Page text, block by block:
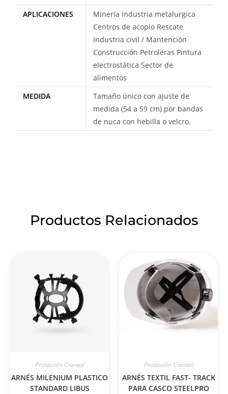
APLICACIONES
Minería Industria metalurgica
Centros de acopio Rescate
Industria civil / Mantención
Construcción Petroleras Pintura
electrostática Sector de
alimentos
MEDIDA
Tamaño único con ajuste de
medida (54 a 59 cm) por bandas
de nuca con hebilla o velcro.
Productos Relacionados
Protección Craneal
ARNÉS MILENIUM PLASTICO
STANDARD LIBUS
Protección Craneal
ARNÉS TEXTIL FAST- TRACK
PARA CASCO STEELPRO